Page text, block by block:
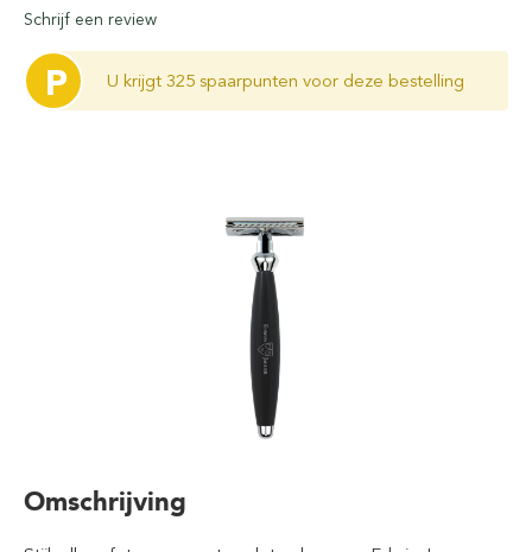
Schrijf een review
P U krijgt 325 spaarpunten voor deze bestelling
Omschrijving